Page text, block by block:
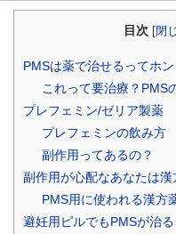
目次 [閉
PMSは薬で治せるってホン
これって要治療？PMS
プレフェミン/ゼリア製薬
プレフェミンの飲み方
副作用ってあるの？
副作用が心配なあなたは漢
PMS用に使われる漢方
避妊用ピルでもPMSが治る